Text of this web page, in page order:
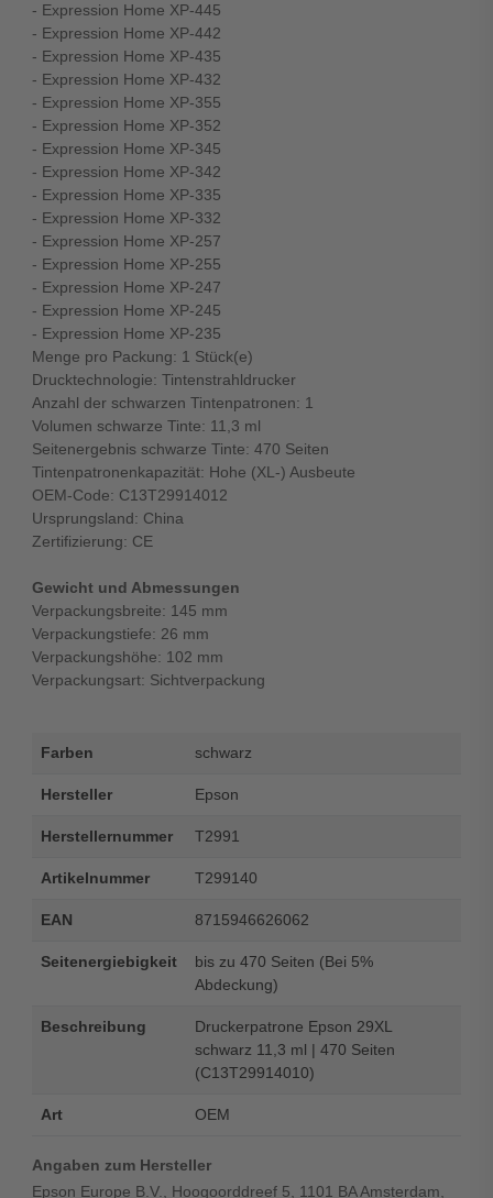
- Expression Home XP-445
- Expression Home XP-442
- Expression Home XP-435
- Expression Home XP-432
- Expression Home XP-355
- Expression Home XP-352
- Expression Home XP-345
- Expression Home XP-342
- Expression Home XP-335
- Expression Home XP-332
- Expression Home XP-257
- Expression Home XP-255
- Expression Home XP-247
- Expression Home XP-245
- Expression Home XP-235
Menge pro Packung: 1 Stück(e)
Drucktechnologie: Tintenstrahldrucker
Anzahl der schwarzen Tintenpatronen: 1
Volumen schwarze Tinte: 11,3 ml
Seitenergebnis schwarze Tinte: 470 Seiten
Tintenpatronenkapazität: Hohe (XL-) Ausbeute
OEM-Code: C13T29914012
Ursprungsland: China
Zertifizierung: CE
Gewicht und Abmessungen
Verpackungsbreite: 145 mm
Verpackungstiefe: 26 mm
Verpackungshöhe: 102 mm
Verpackungsart: Sichtverpackung
Farben schwarz
Hersteller Epson
Herstellernummer T2991
Artikelnummer T299140
EAN 8715946626062
Seitenergiebigkeit
bis zu 470 Seiten (Bei 5%
Abdeckung)
Beschreibung
Druckerpatrone Epson 29XL
schwarz 11,3 ml | 470 Seiten
(C13T29914010)
Art OEM
Angaben zum Hersteller
Epson Europe B.V., Hoogoorddreef 5, 1101 BA Amsterdam,